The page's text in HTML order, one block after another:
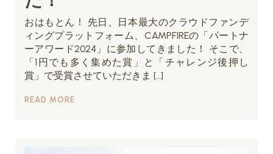
おはもとん！ 先日、日本最大のクラウドファンデ
ィングプラットフォーム、CAMPFIREの「パートナ
ーアワード2024」に参加してきました！ そこで、
「1円でも多く集めた賞」と「チャレンジ後押し
賞」で受賞させていただきま […]
READ MORE